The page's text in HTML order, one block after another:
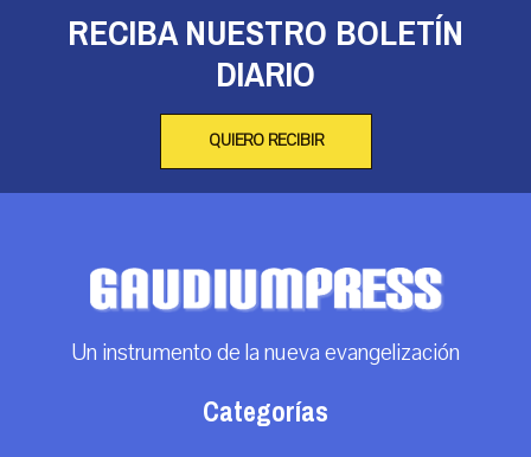
RECIBA NUESTRO BOLETÍN
DIARIO
QUIERO RECIBIR
Un instrumento de la nueva evangelización
Categorías